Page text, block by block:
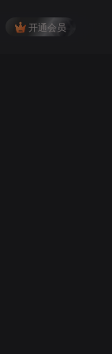
开通会员